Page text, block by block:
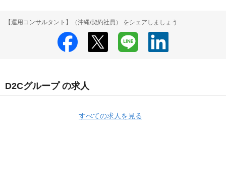
【運用コンサルタント】（沖縄/契約社員） をシェアしましょう
D2Cグループ の求人
すべての求人を見る